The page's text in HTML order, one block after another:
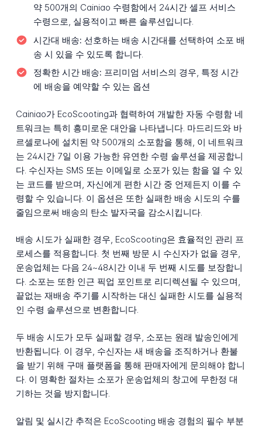
약 500개의 Cainiao 수령함에서 24시간 셀프 서비스
수령으로, 실용적이고 빠른 솔루션입니다.
시간대 배송: 선호하는 배송 시간대를 선택하여 소포 배
송 시 있을 수 있도록 합니다.
정확한 시간 배송: 프리미엄 서비스의 경우, 특정 시간
에 배송을 예약할 수 있는 옵션
Cainiao가 EcoScooting과 협력하여 개발한 자동 수령함 네
트워크는 특히 흥미로운 대안을 나타냅니다. 마드리드와 바
르셀로나에 설치된 약 500개의 소포함을 통해, 이 네트워크
는 24시간 7일 이용 가능한 유연한 수령 솔루션을 제공합니
다. 수신자는 SMS 또는 이메일로 소포가 있는 함을 열 수 있
는 코드를 받으며, 자신에게 편한 시간 중 언제든지 이를 수
령할 수 있습니다. 이 옵션은 또한 실패한 배송 시도의 수를
줄임으로써 배송의 탄소 발자국을 감소시킵니다.
배송 시도가 실패한 경우, EcoScooting은 효율적인 관리 프
로세스를 적용합니다. 첫 번째 방문 시 수신자가 없을 경우,
운송업체는 다음 24~48시간 이내 두 번째 시도를 보장합니
다. 소포는 또한 인근 픽업 포인트로 리디렉션될 수 있으며,
끝없는 재배송 주기를 시작하는 대신 실패한 시도를 실용적
인 수령 솔루션으로 변환합니다.
두 배송 시도가 모두 실패할 경우, 소포는 원래 발송인에게
반환됩니다. 이 경우, 수신자는 새 배송을 조직하거나 환불
을 받기 위해 구매 플랫폼을 통해 판매자에게 문의해야 합니
다. 이 명확한 절차는 소포가 운송업체의 창고에 무한정 대
기하는 것을 방지합니다.
알림 및 실시간 추적은 EcoScooting 배송 경험의 필수 부분